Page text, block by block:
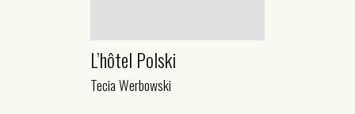
L’hôtel Polski
Tecia Werbowski